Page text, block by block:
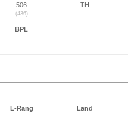
506
(436)
TH
BPL
L-Rang
Land